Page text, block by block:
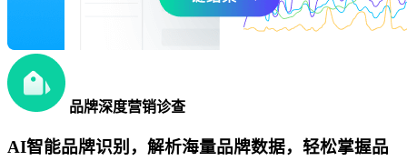
品牌深度营销诊查
AI智能品牌识别，解析海量品牌数据，轻松掌握品